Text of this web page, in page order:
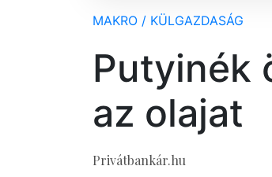
MAKRO / KÜLGAZDASÁG
Putyinék
az olajat
Privátbankár.hu